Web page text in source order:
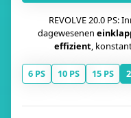
REVOLVE 20.0 PS:
dagewesenen
effizient,
6 PS 10 PS 15 PS